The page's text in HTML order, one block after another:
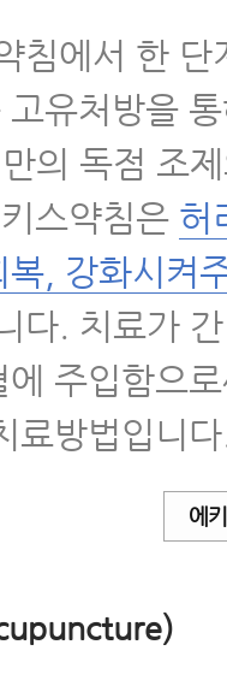
침에서 한 단
유처방을
의 독점 조
스약침은 허
, 강화시켜
다. 치료가
주입함으
료방법입니
에